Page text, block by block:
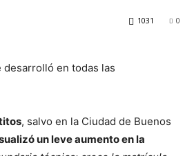
0
1031
desarrolló en todas las
, salvo en la Ciudad de Buenos
un leve aumento en la